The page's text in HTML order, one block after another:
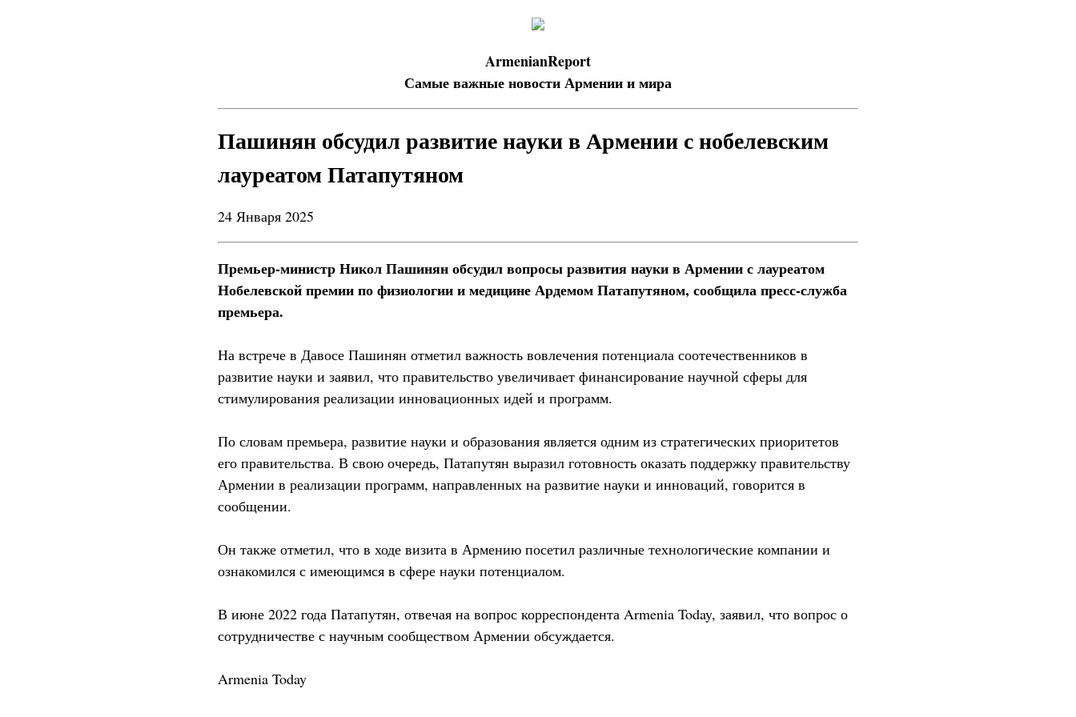
ArmenianReport
Самые важные новости Армении и мира
Пашинян обсудил развитие науки в Армении с нобелевским
лауреатом Патапутяном
24 Января 2025
Премьер-министр Никол Пашинян обсудил вопросы развития науки в Армении с лауреатом
Нобелевской премии по физиологии и медицине Ардемом Патапутяном, сообщила пресс-служба
премьера.
На встрече в Давосе Пашинян отметил важность вовлечения потенциала соотечественников в
развитие науки и заявил, что правительство увеличивает финансирование научной сферы для
стимулирования реализации инновационных идей и программ.
По словам премьера, развитие науки и образования является одним из стратегических приоритетов
его правительства. В свою очередь, Патапутян выразил готовность оказать поддержку правительству
Армении в реализации программ, направленных на развитие науки и инноваций, говорится в
сообщении.
Он также отметил, что в ходе визита в Армению посетил различные технологические компании и
ознакомился с имеющимся в сфере науки потенциалом.
В июне 2022 года Патапутян, отвечая на вопрос корреспондента Armenia Today, заявил, что вопрос о
сотрудничестве с научным сообществом Армении обсуждается.
Armenia Today